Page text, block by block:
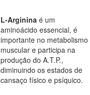
L-Arginina é um
aminoácido essencial, é
importante no metabolismo
muscular e participa na
produção do A.T.P.,
diminuindo os estados de
cansaço físico e psíquico.